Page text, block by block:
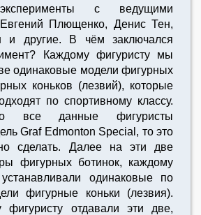
эксперименты с ведущими
Плющенко, Денис Тен,
и другие. В чём заключался
Каждому фигуристу мы
одинаковые модели фигурных
коньков (лезвий), которые
по спортивному классу.
все данные фигуристы
Graf Edmonton Special, то это
сделать. Далее на эти две
фигурных ботинок, каждому
одинаковые по
фигурные коньки (лезвия).
фигуристу отдавали эти две,